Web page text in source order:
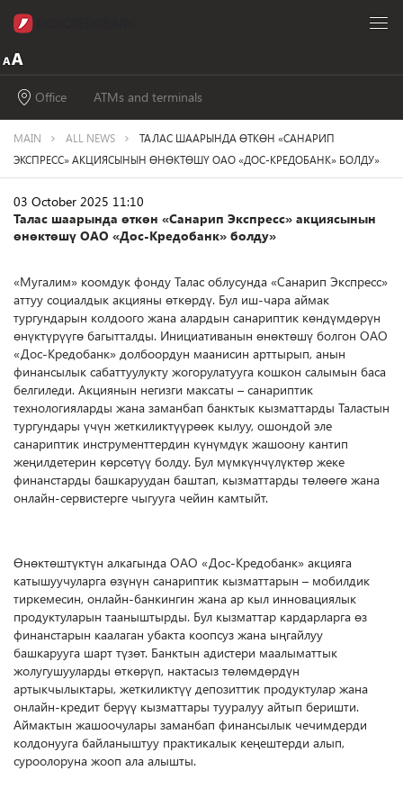
Office ATMs and terminals
MAIN ALL NEWS
ТАЛАС ШААРЫНДА ӨТКӨН «САНАРИП
ЭКСПРЕСС» АКЦИЯСЫНЫН ӨНӨКТӨШҮ ОАО «ДОС-КРЕДОБАНК» БОЛДУ»
03 October 2025 11:10
Талас шаарында өткөн «Санарип Экспресс» акциясынын
өнөктөшү ОАО «Дос-Кредобанк» болду»
«Мугалим» коомдук фонду Талас облусунда «Санарип Экспресс»
аттуу социалдык акцияны өткөрдү. Бул иш-чара аймак
тургундарын колдоого жана алардын санариптик көндүмдөрүн
өнүктүрүүгө багытталды. Инициативанын өнөктөшү болгон ОАО
«Дос-Кредобанк» долбоордун маанисин арттырып, анын
финансылык сабаттуулукту жогорулатууга кошкон салымын баса
белгиледи. Акциянын негизги максаты – санариптик
технологияларды жана заманбап банктык кызматтарды Таластын
тургундары үчүн жеткиликтүүрөөк кылуу, ошондой эле
санариптик инструменттердин күнүмдүк жашоону кантип
жеңилдетерин көрсөтүү болду. Бул мүмкүнчүлүктөр жеке
финанстарды башкаруудан баштап, кызматтарды төлөөгө жана
онлайн-сервистерге чыгууга чейин камтыйт.
Өнөктөштүктүн алкагында ОАО «Дос-Кредобанк» акцияга
катышуучуларга өзүнүн санариптик кызматтарын – мобилдик
тиркемесин, онлайн-банкингин жана ар кыл инновациялык
продуктуларын тааныштырды. Бул кызматтар кардарларга өз
финанстарын каалаган убакта коопсуз жана ыңгайлуу
башкарууга шарт түзөт. Банктын адистери маалыматтык
жолугушууларды өткөрүп, нактасыз төлөмдөрдүн
артыкчылыктары, жеткиликтүү депозиттик продуктулар жана
онлайн-кредит берүү кызматтары тууралуу айтып беришти.
Аймактын жашоочулары заманбап финансылык чечимдерди
колдонууга байланыштуу практикалык кеңештерди алып,
суроолоруна жооп ала алышты.